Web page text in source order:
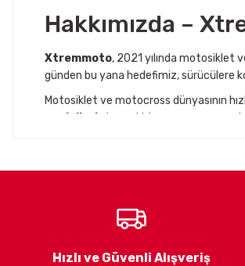
Hakkımızda –
Xtremmoto, 2021 yılında motosiklet
günden bu yana hedefimiz, sürücülere
Motosiklet ve motocross dünyasının
modelleri , dayanıklı kumaş yapısı
Misyonumuz
daima ön planda tutarak, her zaman
Hızlı ve Güvenli Alışveriş